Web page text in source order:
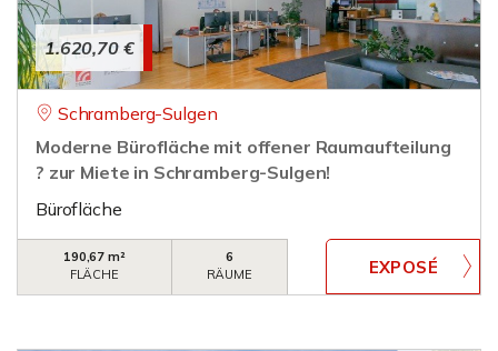
1.620,70 €
Schramberg-Sulgen
Moderne Bürofläche mit offener Raumaufteilung
? zur Miete in Schramberg-Sulgen!
Bürofläche
190,67 m²
FLÄCHE
6
RÄUME